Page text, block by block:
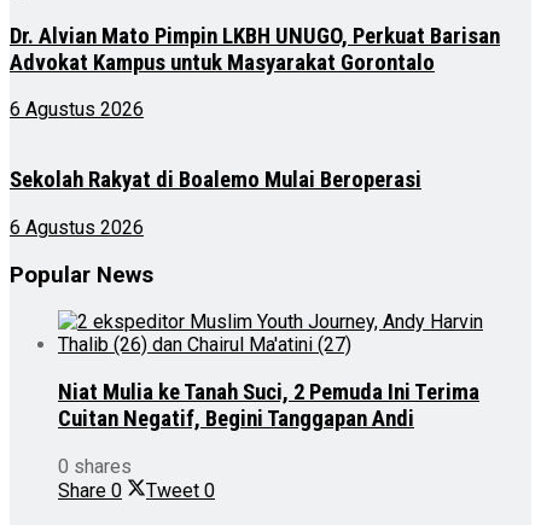
Dr. Alvian Mato Pimpin LKBH UNUGO, Perkuat Barisan
Advokat Kampus untuk Masyarakat Gorontalo
6 Agustus 2026
Sekolah Rakyat di Boalemo Mulai Beroperasi
6 Agustus 2026
Popular News
Niat Mulia ke Tanah Suci, 2 Pemuda Ini Terima
Cuitan Negatif, Begini Tanggapan Andi
0 shares
Share 0 Tweet 0